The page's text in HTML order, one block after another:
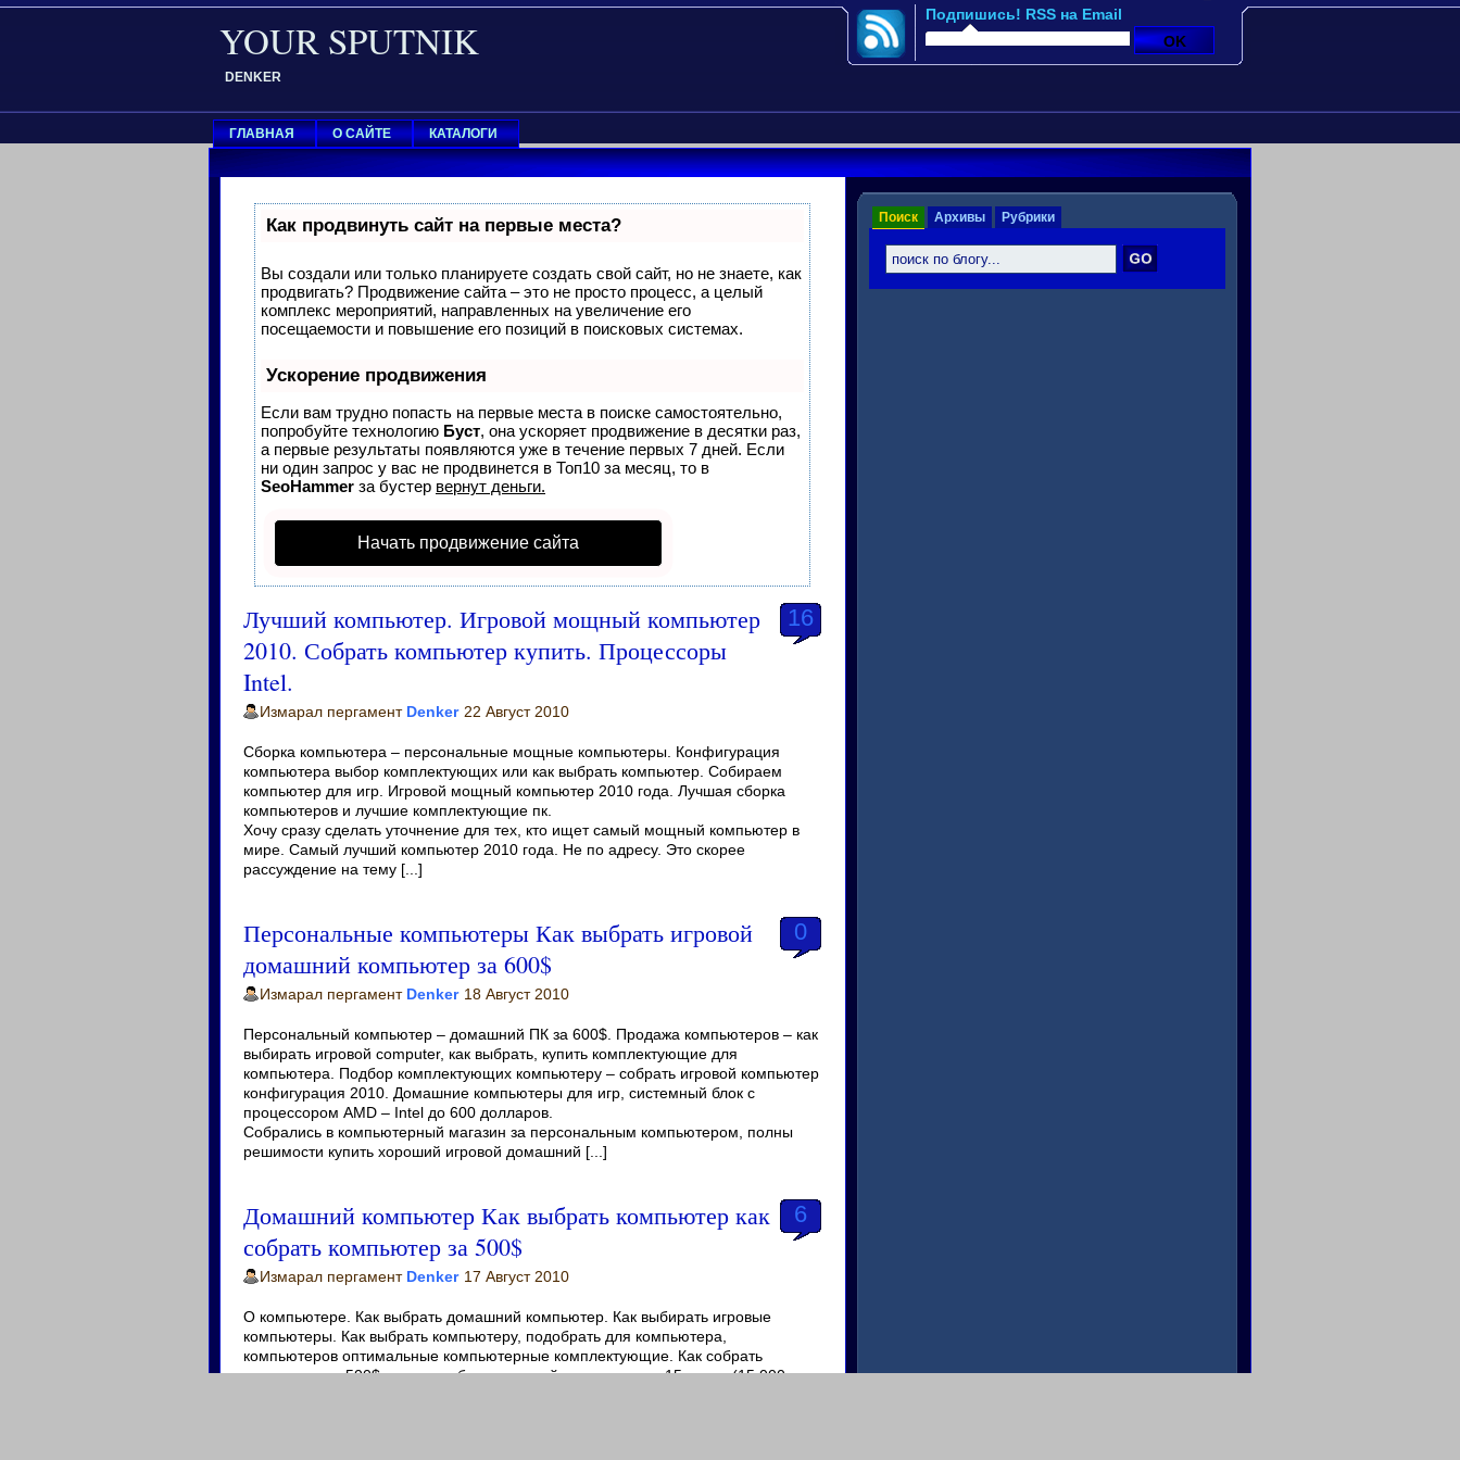
YOUR SPUTNIK
DENKER
ГЛАВНАЯ О САЙТЕ КАТАЛОГИ
Подпишись! RSS на Email
Как продвинуть сайт на первые места?
Вы создали или только планируете создать свой сайт, но не знаете, как
продвигать? Продвижение сайта – это не просто процесс, а целый
комплекс мероприятий, направленных на увеличение его
посещаемости и повышение его позиций в поисковых системах.
Ускорение продвижения
Если вам трудно попасть на первые места в поиске самостоятельно,
попробуйте технологию Буст, она ускоряет продвижение в десятки раз,
а первые результаты появляются уже в течение первых 7 дней. Если
ни один запрос у вас не продвинется в Топ10 за месяц, то в
SeoHammer за бустер вернут деньги.
Начать продвижение сайта
16
Лучший компьютер. Игровой мощный компьютер
2010. Собрать компьютер купить. Процессоры
Intel.
Измарал пергамент Denker 22 Август 2010
Сборка компьютера – персональные мощные компьютеры. Конфигурация
компьютера выбор комплектующих или как выбрать компьютер. Собираем
компьютер для игр. Игровой мощный компьютер 2010 года. Лучшая сборка
компьютеров и лучшие комплектующие пк.
Хочу сразу сделать уточнение для тех, кто ищет самый мощный компьютер в
мире. Самый лучший компьютер 2010 года. Не по адресу. Это скорее
рассуждение на тему [...]
0
Персональные компьютеры Как выбрать игровой
домашний компьютер за 600$
Измарал пергамент Denker 18 Август 2010
Персональный компьютер – домашний ПК за 600$. Продажа компьютеров – как
выбирать игровой computer, как выбрать, купить комплектующие для
компьютера. Подбор комплектующих компьютеру – собрать игровой компьютер
конфигурация 2010. Домашние компьютеры для игр, системный блок с
процессором AMD – Intel до 600 долларов.
Собрались в компьютерный магазин за персональным компьютером, полны
решимости купить хороший игровой домашний [...]
6
Домашний компьютер Как выбрать компьютер как
собрать компьютер за 500$
Измарал пергамент Denker 17 Август 2010
О компьютере. Как выбрать домашний компьютер. Как выбирать игровые
компьютеры. Как выбрать компьютеру, подобрать для компьютера,
компьютеров оптимальные компьютерные комплектующие. Как собрать
компьютер за 500$ или как собрать игровой компьютер за 15 тысяч (15 000
Поиск Архивы Рубрики